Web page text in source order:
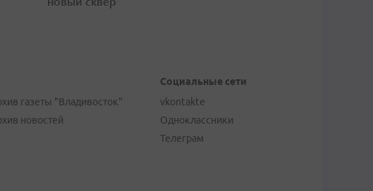
газеты "Владивосток"
новостей
Социальные сети
vkontakte
Одноклассники
Телеграм